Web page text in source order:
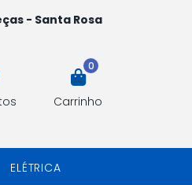
- Santa Rosa
0
Carrinho
ELÉTRICA